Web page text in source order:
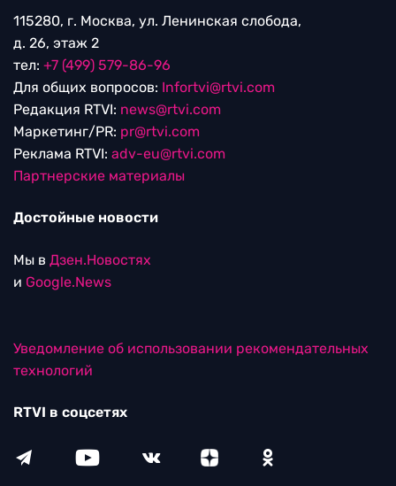
115280, г. Москва, ул. Ленинская слобода,
д. 26, этаж 2
тел: +7 (499) 579-86-96
Для общих вопросов: Infortvi@rtvi.com
Редакция RTVI: news@rtvi.com
Маркетинг/PR: pr@rtvi.com
Реклама RTVI: adv-eu@rtvi.com
Партнерские материалы
Достойные новости
Мы в Дзен.Новостях
и Google.News
Уведомление об использовании рекомендательных
технологий
RTVI в соцсетях